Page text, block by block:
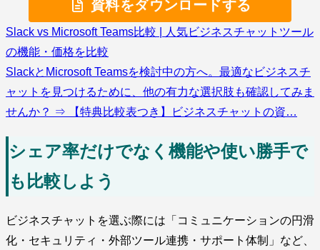
資料をダウンロードする
Slack vs Microsoft Teams比較 | 人気ビジネスチャットツール
の機能・価格を比較
SlackとMicrosoft Teamsを検討中の方へ。最適なビジネスチ
ャットを見つけるために、他の有力な選択肢も確認してみま
せんか？ ⇒ 【特典比較表つき】ビジネスチャットの資…
シェア率だけでなく機能や使い勝手で
も比較しよう
ビジネスチャットを選ぶ際には「コミュニケーションの円滑
化・セキュリティ・外部ツール連携・サポート体制」など、